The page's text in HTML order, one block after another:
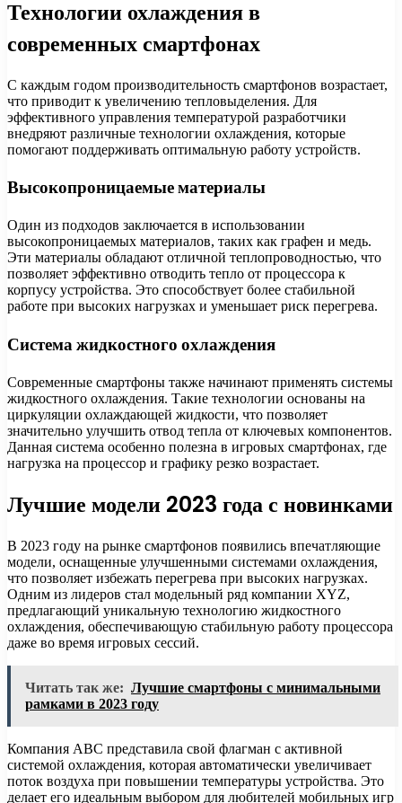
Технологии охлаждения в
современных смартфонах
С каждым годом производительность смартфонов возрастает,
что приводит к увеличению тепловыделения. Для
эффективного управления температурой разработчики
внедряют различные технологии охлаждения, которые
помогают поддерживать оптимальную работу устройств.
Высокопроницаемые материалы
Один из подходов заключается в использовании
высокопроницаемых материалов, таких как графен и медь.
Эти материалы обладают отличной теплопроводностью, что
позволяет эффективно отводить тепло от процессора к
корпусу устройства. Это способствует более стабильной
работе при высоких нагрузках и уменьшает риск перегрева.
Система жидкостного охлаждения
Современные смартфоны также начинают применять системы
жидкостного охлаждения. Такие технологии основаны на
циркуляции охлаждающей жидкости, что позволяет
значительно улучшить отвод тепла от ключевых компонентов.
Данная система особенно полезна в игровых смартфонах, где
нагрузка на процессор и графику резко возрастает.
Лучшие модели 2023 года с новинками
В 2023 году на рынке смартфонов появились впечатляющие
модели, оснащенные улучшенными системами охлаждения,
что позволяет избежать перегрева при высоких нагрузках.
Одним из лидеров стал модельный ряд компании XYZ,
предлагающий уникальную технологию жидкостного
охлаждения, обеспечивающую стабильную работу процессора
даже во время игровых сессий.
Читать так же: Лучшие смартфоны с минимальными
рамками в 2023 году
Компания ABC представила свой флагман с активной
системой охлаждения, которая автоматически увеличивает
поток воздуха при повышении температуры устройства. Это
делает его идеальным выбором для любителей мобильных игр